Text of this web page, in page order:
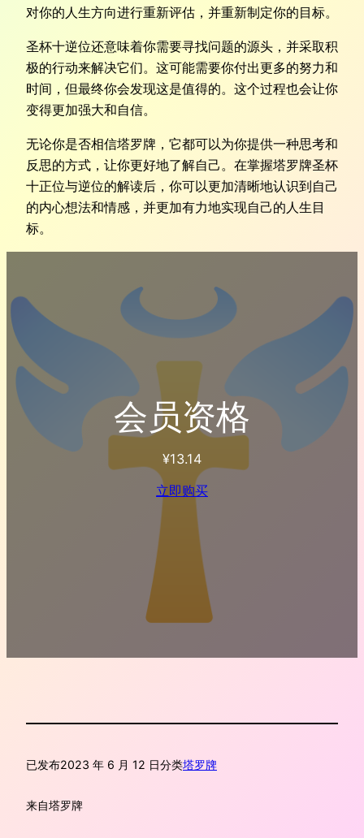
对你的人生方向进行重新评估，并重新制定你的目标。
圣杯十逆位还意味着你需要寻找问题的源头，并采取积
极的行动来解决它们。这可能需要你付出更多的努力和
时间，但最终你会发现这是值得的。这个过程也会让你
变得更加强大和自信。
无论你是否相信塔罗牌，它都可以为你提供一种思考和
反思的方式，让你更好地了解自己。在掌握塔罗牌圣杯
十正位与逆位的解读后，你可以更加清晰地认识到自己
的内心想法和情感，并更加有力地实现自己的人生目
标。
会员资格
¥13.14
立即购买
已发布2023 年 6 月 12 日分类塔罗牌
来自塔罗牌